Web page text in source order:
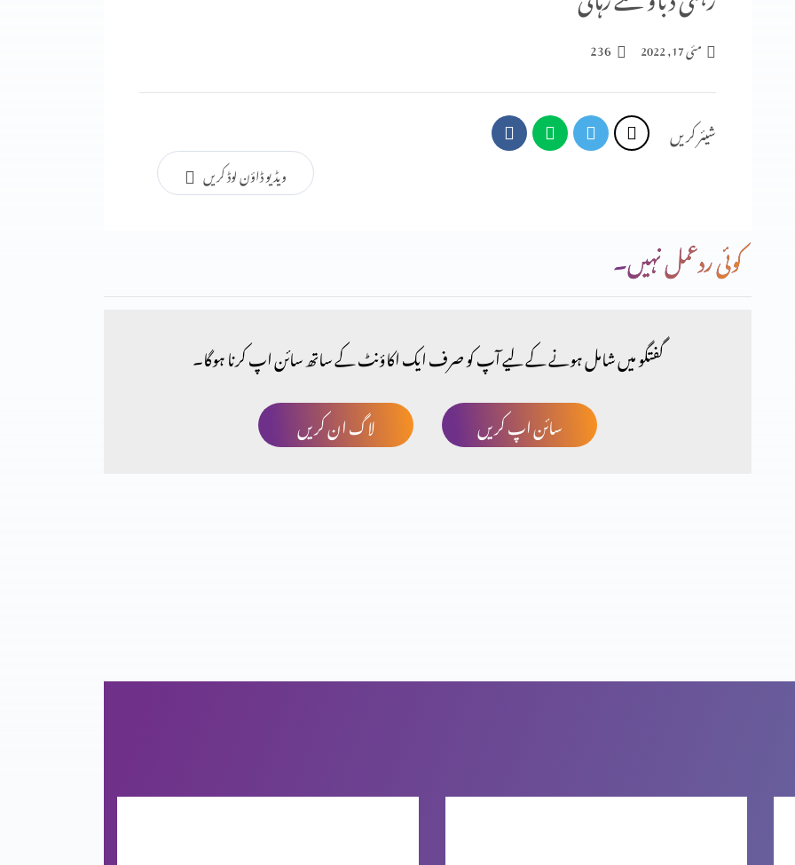
مئی 17, 2022 236
شیئر کریں
ویڈیو ڈاؤن لوڈ کریں
کوئی ردعمل نہیں۔
گفتگو میں شامل ہونے کے لیے آپ کو صرف ایک اکاؤنٹ کے ساتھ سائن اپ کرنا ہوگا۔
لاگ ان کریں
سائن اپ کریں